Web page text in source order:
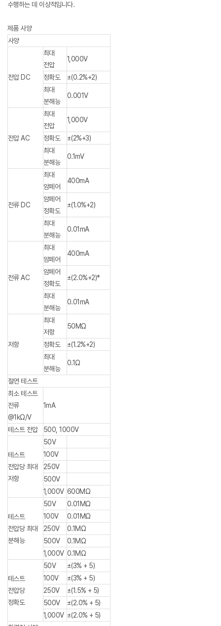
수행하는 데 이상적입니다.
제품 사양
사양
전압 DC
최대
전압
1,000V
정확도
±(0.2%+2)
최대
분해능
0.001V
전압 AC
최대
전압
1,000V
정확도
±(2%+3)
최대
분해능
0.1mV
전류 DC
최대
암페어
400mA
암페어
정확도
±(1.0%+2)
최대
분해능
0.01mA
전류 AC
최대
암페어
400mA
암페어
정확도
±(2.0%+2)*
최대
분해능
0.01mA
저항
최대
저항
50MΩ
정확도
±(1.2%+2)
최대
분해능
0.1Ω
절연 테스트
최소 테스트
전류
@1kΩ/V
1mA
테스트 전압 500, 1000V
테스트
전압당 최대
저항
50V
100V
250V
500V
1,000V 600MΩ
테스트
전압당 최대
분해능
50V
0.01MΩ
100V
0.01MΩ
250V
0.1MΩ
500V
0.1MΩ
1,000V 0.1MΩ
테스트
전압당
정확도
50V
±(3% + 5)
100V
±(3% + 5)
250V
±(1.5% + 5)
500V
±(2.0% + 5)
1,000V ±(2.0% + 5)